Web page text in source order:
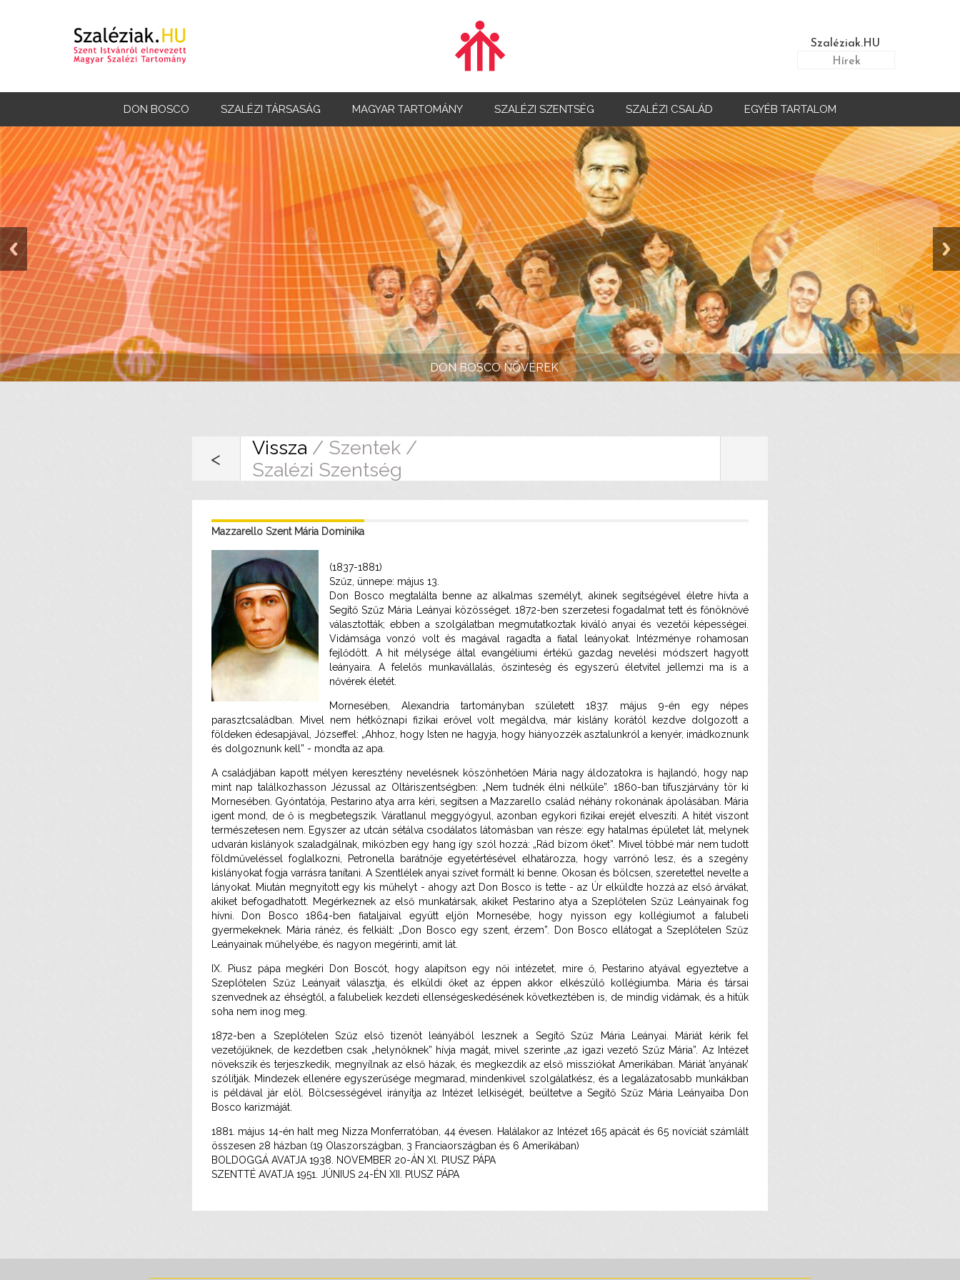
Szaléziak.HU
Hírek
DON BOSCO SZALÉZI TÁRSASÁG MAGYAR TARTOMÁNY SZALÉZI SZENTSÉG SZALÉZI CSALÁD EGYÉB TARTALOM
DON BOSCO NŐVÉREK
< Vissza / Szentek /
Szalézi Szentség
Mazzarello Szent Mária Dominika
(1837-1881)
Szűz, ünnepe: május 13.
Don Bosco megtalálta benne az alkalmas személyt, akinek segítségével életre hívta a
Segítő Szűz Mária Leányai közösséget. 1872-ben szerzetesi fogadalmat tett és főnöknővé
választották; ebben a szolgálatban megmutatkoztak kiváló anyai és vezetői képességei.
Vidámsága vonzó volt és magával ragadta a fiatal leányokat. Intézménye rohamosan
fejlődött. A hit mélysége által evangéliumi értékű gazdag nevelési módszert hagyott
leányaira. A felelős munkavállalás, őszinteség és egyszerű életvitel jellemzi ma is a
nővérek életét.
Mornesében, Alexandria tartományban született 1837. május 9-én egy népes
parasztcsaládban. Mivel nem hétköznapi fizikai erővel volt megáldva, már kislány korától kezdve dolgozott a
földeken édesapjával, Józseffel: „Ahhoz, hogy Isten ne hagyja, hogy hiányozzék asztalunkról a kenyér, imádkoznunk
és dolgoznunk kell” - mondta az apa.
A családjában kapott mélyen keresztény nevelésnek köszönhetően Mária nagy áldozatokra is hajlandó, hogy nap
mint nap találkozhasson Jézussal az Oltáriszentségben: „Nem tudnék élni nélküle”. 1860-ban tífuszjárvány tör ki
Mornesében. Gyóntatója, Pestarino atya arra kéri, segítsen a Mazzarello család néhány rokonának ápolásában. Mária
igent mond, de ő is megbetegszik. Váratlanul meggyógyul, azonban egykori fizikai erejét elveszíti. A hitét viszont
természetesen nem. Egyszer az utcán sétálva csodálatos látomásban van része: egy hatalmas épületet lát, melynek
udvarán kislányok szaladgálnak, miközben egy hang így szól hozzá: „Rád bízom őket”. Mivel többé már nem tudott
földműveléssel foglalkozni, Petronella barátnője egyetértésével elhatározza, hogy varrónő lesz, és a szegény
kislányokat fogja varrásra tanítani. A Szentlélek anyai szívet formált ki benne. Okosan és bölcsen, szeretettel nevelte a
lányokat. Miután megnyitott egy kis műhelyt - ahogy azt Don Bosco is tette - az Úr elküldte hozzá az első árvákat,
akiket befogadhatott. Megérkeznek az első munkatársak, akiket Pestarino atya a Szeplőtelen Szűz Leányainak fog
hívni. Don Bosco 1864-ben fiataljaival együtt eljön Mornesébe, hogy nyisson egy kollégiumot a falubeli
gyermekeknek. Mária ránéz, és felkiált: „Don Bosco egy szent, érzem”. Don Bosco ellátogat a Szeplőtelen Szűz
Leányainak műhelyébe, és nagyon megérinti, amit lát.
IX. Piusz pápa megkéri Don Boscót, hogy alapítson egy női intézetet, mire ő, Pestarino atyával egyeztetve a
Szeplőtelen Szűz Leányait választja, és elküldi őket az éppen akkor elkészülő kollégiumba. Mária és társai
szenvednek az éhségtől, a falubeliek kezdeti ellenségeskedésének következtében is, de mindig vidámak, és a hitük
soha nem inog meg.
1872-ben a Szeplőtelen Szűz első tizenöt leányából lesznek a Segítő Szűz Mária Leányai. Máriát kérik fel
vezetőjüknek, de kezdetben csak „helynöknek” hívja magát, mivel szerinte „az igazi vezető Szűz Mária”. Az Intézet
növekszik és terjeszkedik, megnyílnak az első házak, és megkezdik az első missziókat Amerikában. Máriát ’anyának’
szólítják. Mindezek ellenére egyszerűsége megmarad, mindenkivel szolgálatkész, és a legalázatosabb munkákban
is példával jár elöl. Bölcsességével irányítja az Intézet lelkiségét, beültetve a Segítő Szűz Mária Leányaiba Don
Bosco karizmáját.
1881. május 14-én halt meg Nizza Monferratóban, 44 évesen. Halálakor az Intézet 165 apácát és 65 novíciát számlált
összesen 28 házban (19 Olaszországban, 3 Franciaországban és 6 Amerikában)
BOLDOGGÁ AVATJA 1938. NOVEMBER 20-ÁN Xl. PlUSZ PÁPA
SZENTTÉ AVATJA 1951. JÚNIUS 24-ÉN XII. PlUSZ PÁPA